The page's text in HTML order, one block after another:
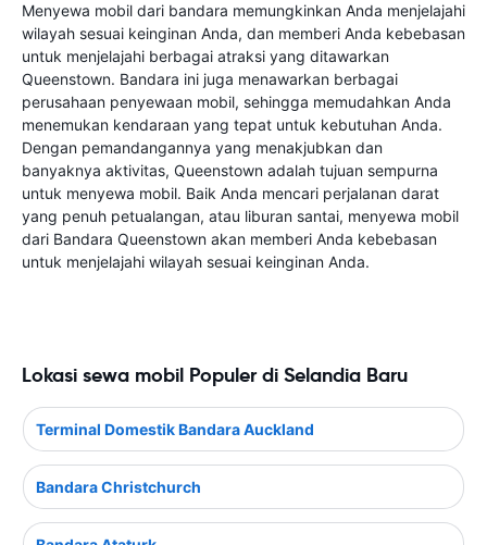
Menyewa mobil dari bandara memungkinkan Anda menjelajahi
wilayah sesuai keinginan Anda, dan memberi Anda kebebasan
untuk menjelajahi berbagai atraksi yang ditawarkan
Queenstown. Bandara ini juga menawarkan berbagai
perusahaan penyewaan mobil, sehingga memudahkan Anda
menemukan kendaraan yang tepat untuk kebutuhan Anda.
Dengan pemandangannya yang menakjubkan dan
banyaknya aktivitas, Queenstown adalah tujuan sempurna
untuk menyewa mobil. Baik Anda mencari perjalanan darat
yang penuh petualangan, atau liburan santai, menyewa mobil
dari Bandara Queenstown akan memberi Anda kebebasan
untuk menjelajahi wilayah sesuai keinginan Anda.
Lokasi sewa mobil Populer di Selandia Baru
Terminal Domestik Bandara Auckland
Bandara Christchurch